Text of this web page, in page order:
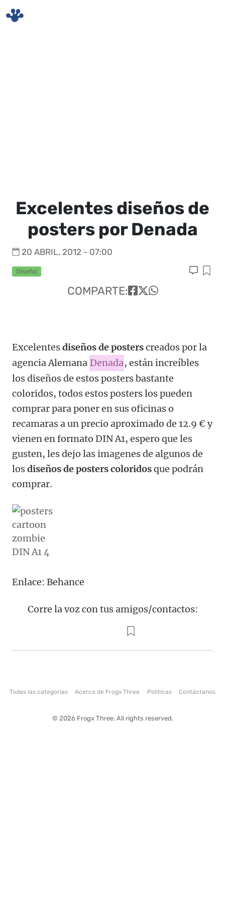
Excelentes diseños de
posters por Denada
20 ABRIL, 2012 - 07:00
Diseño
COMPARTE:
Excelentesdiseños de posterscreados por la
agencia Alemana Denada, están increíbles
los diseños de estos posters bastante
coloridos, todos estos posters los pueden
comprar para poner en sus oficinas o
recamaras a un precio aproximado de 12.9 € y
vienen en formato DIN A1, espero que les
gusten, les dejo las imagenes de algunos de
losdiseños de posters coloridosque podrán
comprar.
Enlace: Behance
Corre la voz con tus amigos/contactos:
Todas las categorías Acerca de Frogx Three Politicas Contáctanos
© 2026 Frogx Three. All rights reserved.